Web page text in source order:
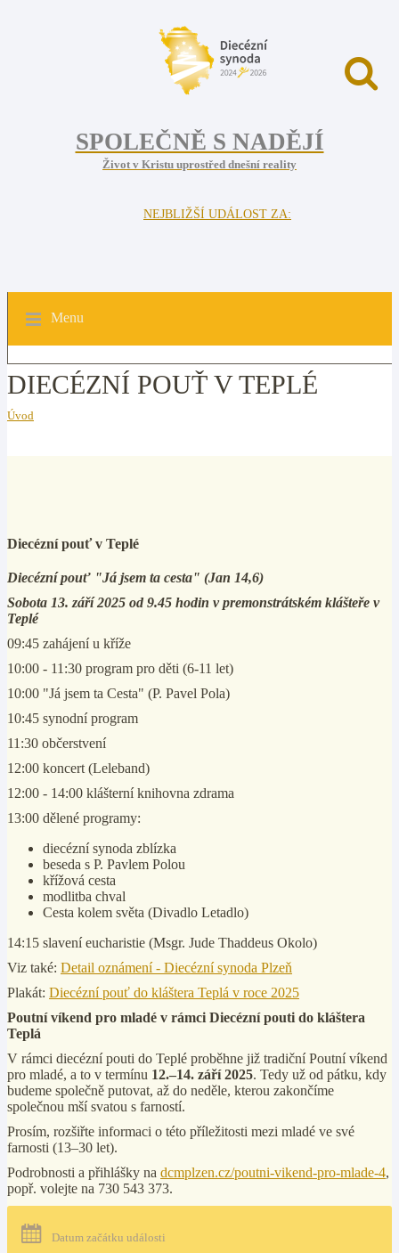
SPOLEČNĚ S NADĚJÍ
Život v Kristu uprostřed dnešní reality
NEJBLIŽŠÍ UDÁLOST ZA:
Menu
DIECÉZNÍ POUŤ V TEPLÉ
Úvod
Diecézní pouť v Teplé
Diecézní pouť "Já jsem ta cesta" (Jan 14,6)
Sobota 13. září 2025 od 9.45 hodin v premonstrátském klášteře v
Teplé
09:45 zahájení u kříže
10:00 - 11:30 program pro děti (6-11 let)
10:00 "Já jsem ta Cesta" (P. Pavel Pola)
10:45 synodní program
11:30 občerstvení
12:00 koncert (Leleband)
12:00 - 14:00 klášterní knihovna zdrama
13:00 dělené programy:
diecézní synoda zblízka
beseda s P. Pavlem Polou
křížová cesta
modlitba chval
Cesta kolem světa (Divadlo Letadlo)
14:15 slavení eucharistie (Msgr. Jude Thaddeus Okolo)
Viz také: Detail oznámení - Diecézní synoda Plzeň
Plakát: Diecézní pouť do kláštera Teplá v roce 2025
Poutní víkend pro mladé v rámci Diecézní pouti do kláštera
Teplá
V rámci diecézní pouti do Teplé proběhne již tradiční Poutní víkend
pro mladé, a to v termínu 12.–14. září 2025. Tedy už od pátku, kdy
budeme společně putovat, až do neděle, kterou zakončíme
společnou mší svatou s farností.
Prosím, rozšiřte informaci o této příležitosti mezi mladé ve své
farnosti (13–30 let).
Podrobnosti a přihlášky na dcmplzen.cz/poutni-vikend-pro-mlade-4,
popř. volejte na 730 543 373.
Datum začátku události